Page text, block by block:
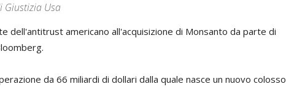
Usa
dell'antitrust americano all'acquisizione di Monsanto da parte di
da 66 miliardi di dollari dalla quale nasce un nuovo colosso